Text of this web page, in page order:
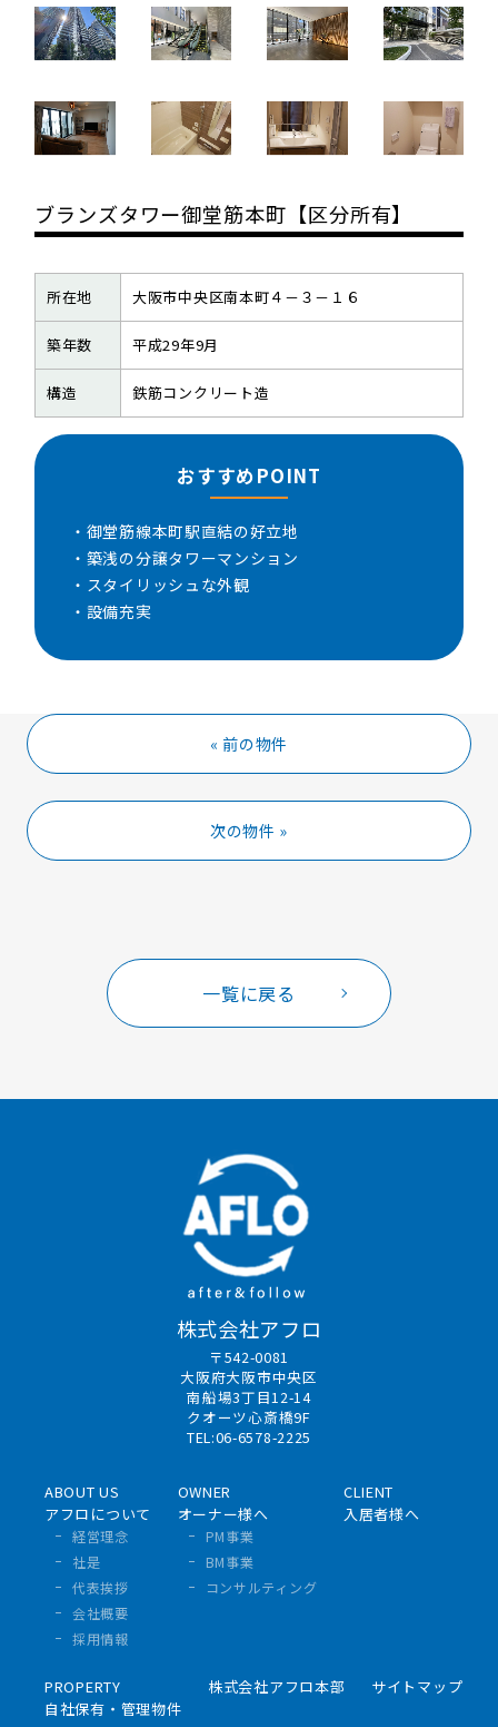
ブランズタワー御堂筋本町【区分所有】
所在地 大阪市中央区南本町４－３－１６
築年数 平成29年9月
構造 鉄筋コンクリート造
おすすめPOINT
・御堂筋線本町駅直結の好立地
・築浅の分譲タワーマンション
・スタイリッシュな外観
・設備充実
« 前の物件
次の物件 »
一覧に戻る
株式会社アフロ
〒542-0081
大阪府大阪市中央区
南船場3丁目12-14
クオーツ心斎橋9F
TEL:06-6578-2225
ABOUT US
アフロについて
経営理念
社是
代表挨拶
会社概要
採用情報
OWNER
オーナー様へ
PM事業
BM事業
コンサルティング
CLIENT
入居者様へ
PROPERTY
自社保有・管理物件
株式会社アフロ本部 サイトマップ